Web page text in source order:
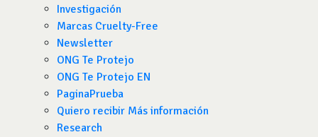
Investigación
Marcas Cruelty-Free
Newsletter
ONG Te Protejo
ONG Te Protejo EN
PaginaPrueba
Quiero recibir Más información
Research